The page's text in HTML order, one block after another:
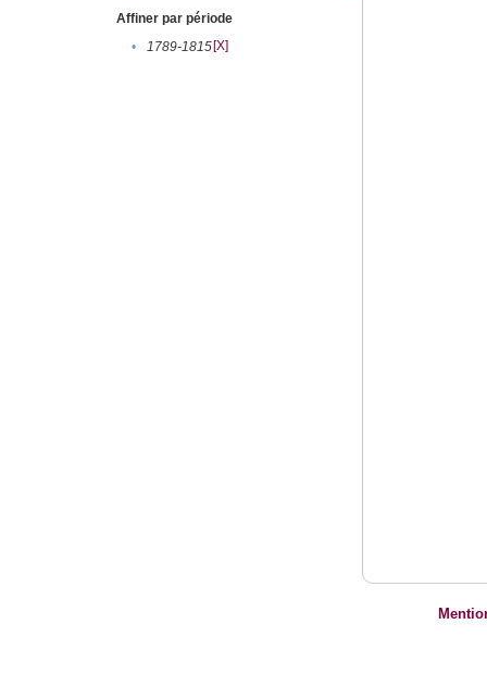
Affiner par période
•
1789-1815[X]